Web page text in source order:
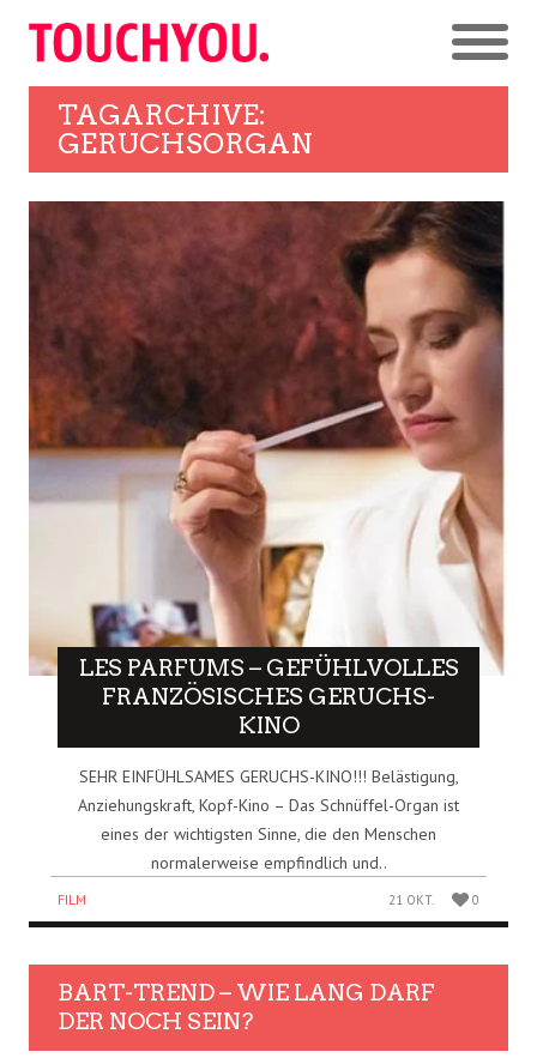
TAGARCHIVE:
GERUCHSORGAN
LES PARFUMS – GEFÜHLVOLLES
FRANZÖSISCHES GERUCHS-
KINO
SEHR EINFÜHLSAMES GERUCHS-KINO!!! Belästigung,
Anziehungskraft, Kopf-Kino – Das Schnüffel-Organ ist
eines der wichtigsten Sinne, die den Menschen
normalerweise empfindlich und..
FILM 21 OKT. 0
BART-TREND – WIE LANG DARF
DER NOCH SEIN?